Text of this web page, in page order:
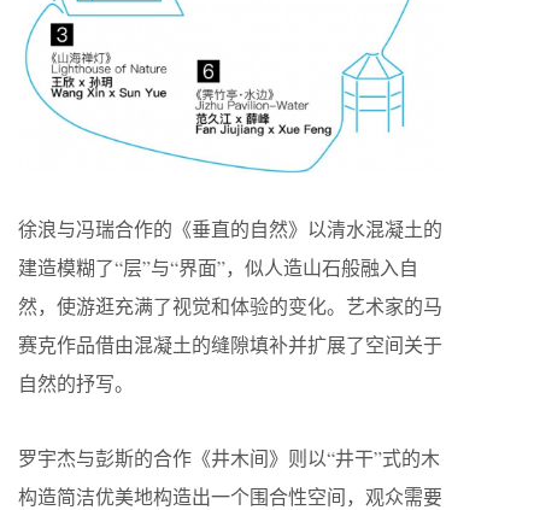
徐浪与冯瑞合作的《垂直的自然》以清水混凝土的
建造模糊了“层”与“界面”，似人造山石般融入自
然，使游逛充满了视觉和体验的变化。艺术家的马
赛克作品借由混凝土的缝隙填补并扩展了空间关于
自然的抒写。
罗宇杰与彭斯的合作《井木间》则以“井干”式的木
构造简洁优美地构造出一个围合性空间，观众需要